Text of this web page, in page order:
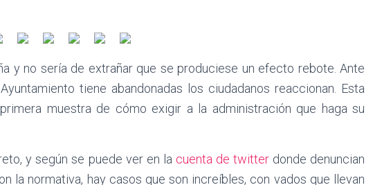
y no sería de extrañar que se produciese un efecto rebote. Ante
tiene abandonadas los ciudadanos reaccionan. Esta
muestra de cómo exigir a la administración que haga su
y según se puede ver en la cuenta de twitterdonde denuncian
la normativa, hay casos que son increíbles, con vados que llevan